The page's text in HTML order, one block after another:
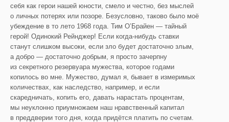
себя как герои нашей юности, смело и честно, без мыслей
о личных потерях или позоре. Безусловно, таково было моё
убеждение в то лето 1968 года. Тим О’Брайен — тайный
герой! Одинокий Рейнджер! Если когда-нибудь ставки
станут слишком высоки, если зло будет достаточно злым,
а добро — достаточно добрым, я просто зачерпну
из секретного резервуара мужества, которое годами
копилось во мне. Мужество, думал я, бывает в измеримых
количествах, как наследство, например, и если
скаредничать, копить его, давать нарастать процентам,
мы неуклонно приумножаем наш нравственный капитал
в преддверии того дня, когда придётся платить по счетам.